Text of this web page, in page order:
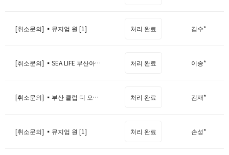
[취소문의] ▪️뮤지엄 원 [1] 처리 완료 김수*
[취소문의] ▪️SEA LIFE 부산아쿠아리움 [1] 처리 완료 이송*
[취소문의] ▪️부산 클럽 디 오아시스 [1] 처리 완료 김재*
[취소문의] ▪️뮤지엄 원 [1] 처리 완료 손성*